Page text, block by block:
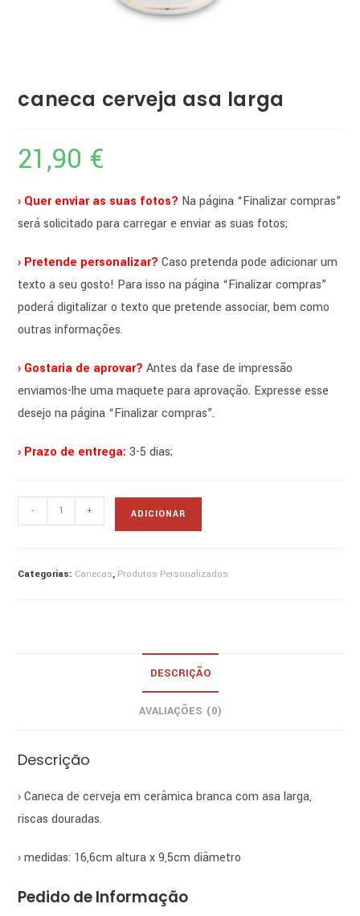
caneca cerveja asa larga
21,90 €
› Quer enviar as suas fotos? Na página “Finalizar compras”
será solicitado para carregar e enviar as suas fotos;
› Pretende personalizar? Caso pretenda pode adicionar um
texto a seu gosto! Para isso na página “Finalizar compras”
poderá digitalizar o texto que pretende associar, bem como
outras informações.
› Gostaria de aprovar?Antes da fase de impressão
enviamos-lhe uma maquete para aprovação. Expresse esse
desejo na página “Finalizar compras”.
› Prazo de entrega: 3-5 dias;
Quantidade
de
- + ADICIONAR
Categorias: Canecas, Produtos Personalizados
DESCRIÇÃO
AVALIAÇÕES (0)
Descrição
› Caneca de cerveja em cerâmica branca com asa larga,
riscas douradas.
› medidas: 16,6cm altura x 9,5cm diâmetro
Pedido de Informação